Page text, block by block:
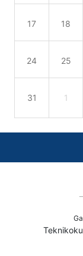
17 18
24 25
31 1